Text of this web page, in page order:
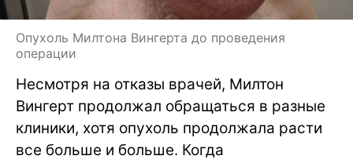
Опухоль Милтона Вингерта до проведения
операции
Несмотря на отказы врачей, Милтон
Вингерт продолжал обращаться в разные
клиники, хотя опухоль продолжала расти
все больше и больше. Когда